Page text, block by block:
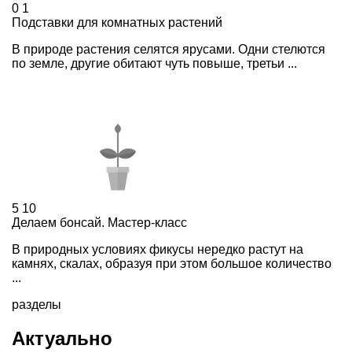
0 1
Подставки для комнатных растений
В природе растения селятся ярусами. Одни стелются
по земле, другие обитают чуть повыше, третьи ...
5 10
Делаем бонсай. Мастер-класс
В природных условиях фикусы нередко растут на
камнях, скалах, образуя при этом большое количество
...
разделы
Актуально